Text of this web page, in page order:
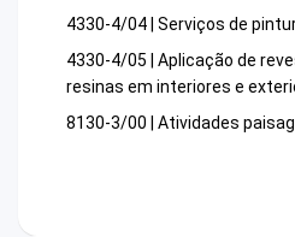
4330-4/04 | Serviços de
4330-4/05 | Aplicação de
resinas em interiores e
8130-3/00 | Atividades